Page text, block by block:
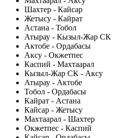
Шахтер - Кайсар
Жетысу - Кайрат
Астана - Тобол
Атырау - Кызыл-Жар СК
Актобе - Ордабасы
Аксу - Окжетпес
Каспий - Махтаарал
Кызыл-Жар СК - Аксу
Атырау - Актобе
Тобол - Ордабасы
Кайрат - Астана
Кайсар - Жетысу
Махтаарал - Шахтер
Окжетпес - Каспий